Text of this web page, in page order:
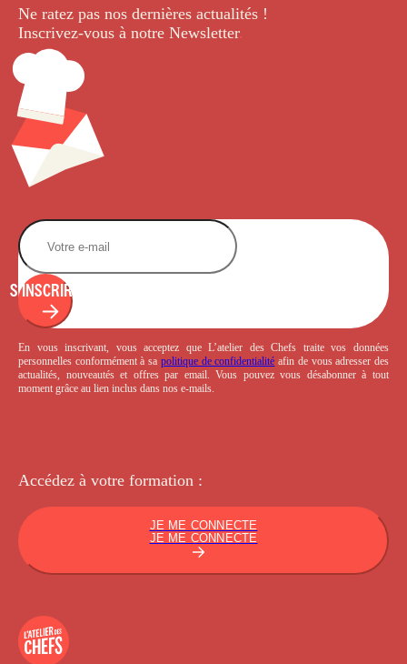
Ne ratez pas nos dernières actualités !
Inscrivez-vous à notre Newsletter.
S'INSCRIRE
En vous inscrivant, vous acceptez que L’atelier des Chefs traite vos données
personnelles conformément à sa politique de confidentialité afin de vous adresser des
actualités, nouveautés et offres par email. Vous pouvez vous désabonner à tout
moment grâce au lien inclus dans nos e-mails.
Accédez à votre formation :
JE ME CONNECTE
JE ME CONNECTE